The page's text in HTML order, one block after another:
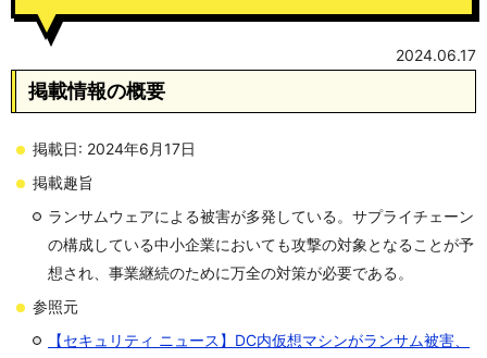
2024.06.17
掲載情報の概要
掲載日: 2024年6月17日
掲載趣旨
ランサムウェアによる被害が多発している。サプライチェーン
の構成している中小企業においても攻撃の対象となることが予
想され、事業継続のために万全の対策が必要である。
参照元
【セキュリティ ニュース】DC内仮想マシンがランサム被害、